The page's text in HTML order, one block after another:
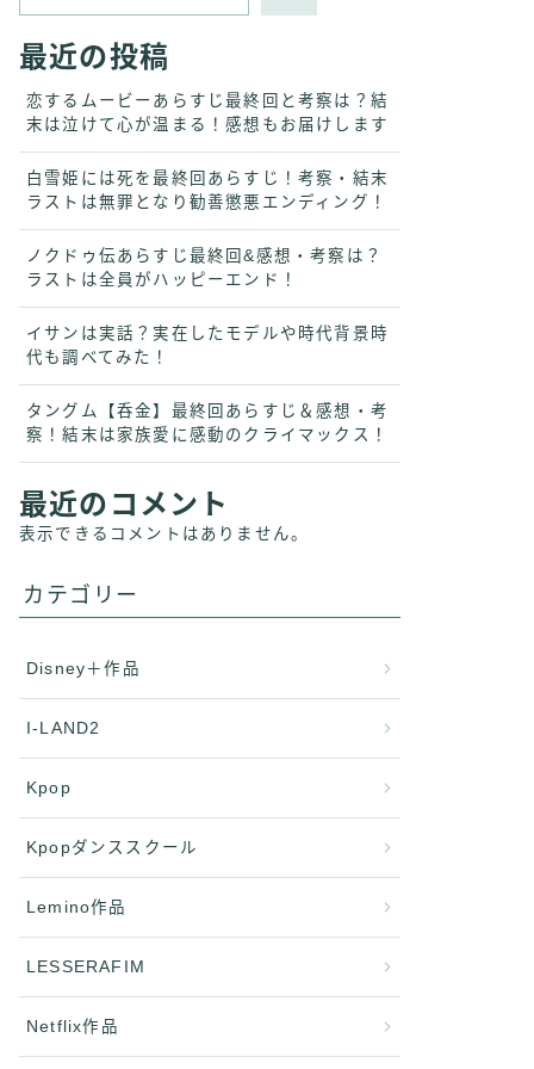
最近の投稿
恋するムービーあらすじ最終回と考察は？結
末は泣けて心が温まる！感想もお届けします
白雪姫には死を最終回あらすじ！考察・結末
ラストは無罪となり勧善懲悪エンディング！
ノクドゥ伝あらすじ最終回&感想・考察は？
ラストは全員がハッピーエンド！
イサンは実話？実在したモデルや時代背景時
代も調べてみた！
タングム【呑金】最終回あらすじ＆感想・考
察！結末は家族愛に感動のクライマックス！
最近のコメント
表示できるコメントはありません。
カテゴリー
Disney＋作品
I-LAND2
Kpop
Kpopダンススクール
Lemino作品
LESSERAFIM
Netflix作品